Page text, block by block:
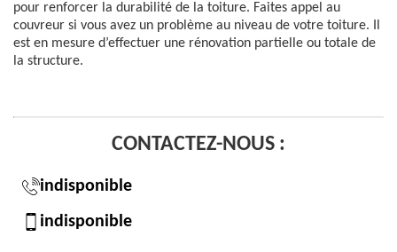
pour renforcer la durabilité de la toiture. Faites appel au
couvreur si vous avez un problème au niveau de votre toiture. Il
est en mesure d’effectuer une rénovation partielle ou totale de
la structure.
CONTACTEZ-NOUS :
indisponible
indisponible